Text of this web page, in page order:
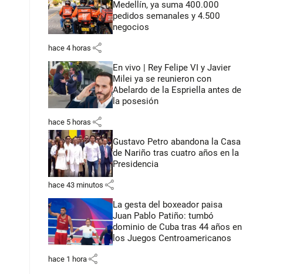
Medellín, ya suma 400.000
pedidos semanales y 4.500
negocios
hace 4 horas share
En vivo | Rey Felipe VI y Javier
Milei ya se reunieron con
Abelardo de la Espriella antes de
la posesión
hace 5 horas share
Gustavo Petro abandona la Casa
de Nariño tras cuatro años en la
Presidencia
hace 43 minutos share
La gesta del boxeador paisa
Juan Pablo Patiño: tumbó
dominio de Cuba tras 44 años en
los Juegos Centroamericanos
hace 1 hora share